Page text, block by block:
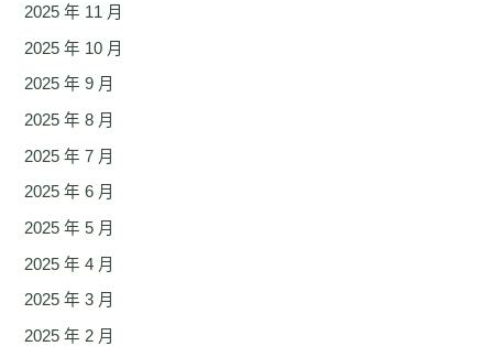
2025 年 11 月
2025 年 10 月
2025 年 9 月
2025 年 8 月
2025 年 7 月
2025 年 6 月
2025 年 5 月
2025 年 4 月
2025 年 3 月
2025 年 2 月